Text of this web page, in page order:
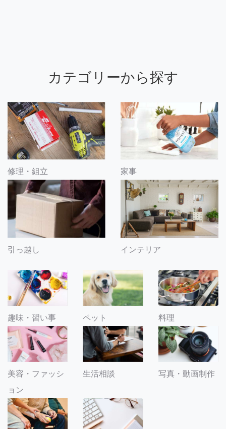
カテゴリーから探す
修理・組立 家事
引っ越し インテリア
趣味・習い事 ペット 料理
美容・ファッシ
ョン
生活相談 写真・動画制作